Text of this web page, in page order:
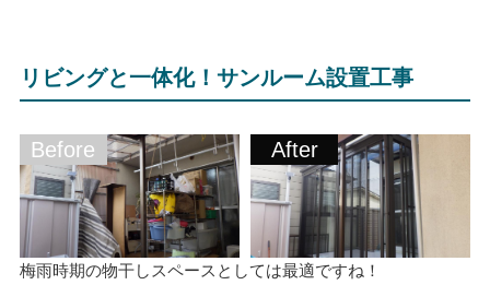
リビングと一体化！サンルーム設置工事
Before After
梅雨時期の物干しスペースとしては最適ですね！